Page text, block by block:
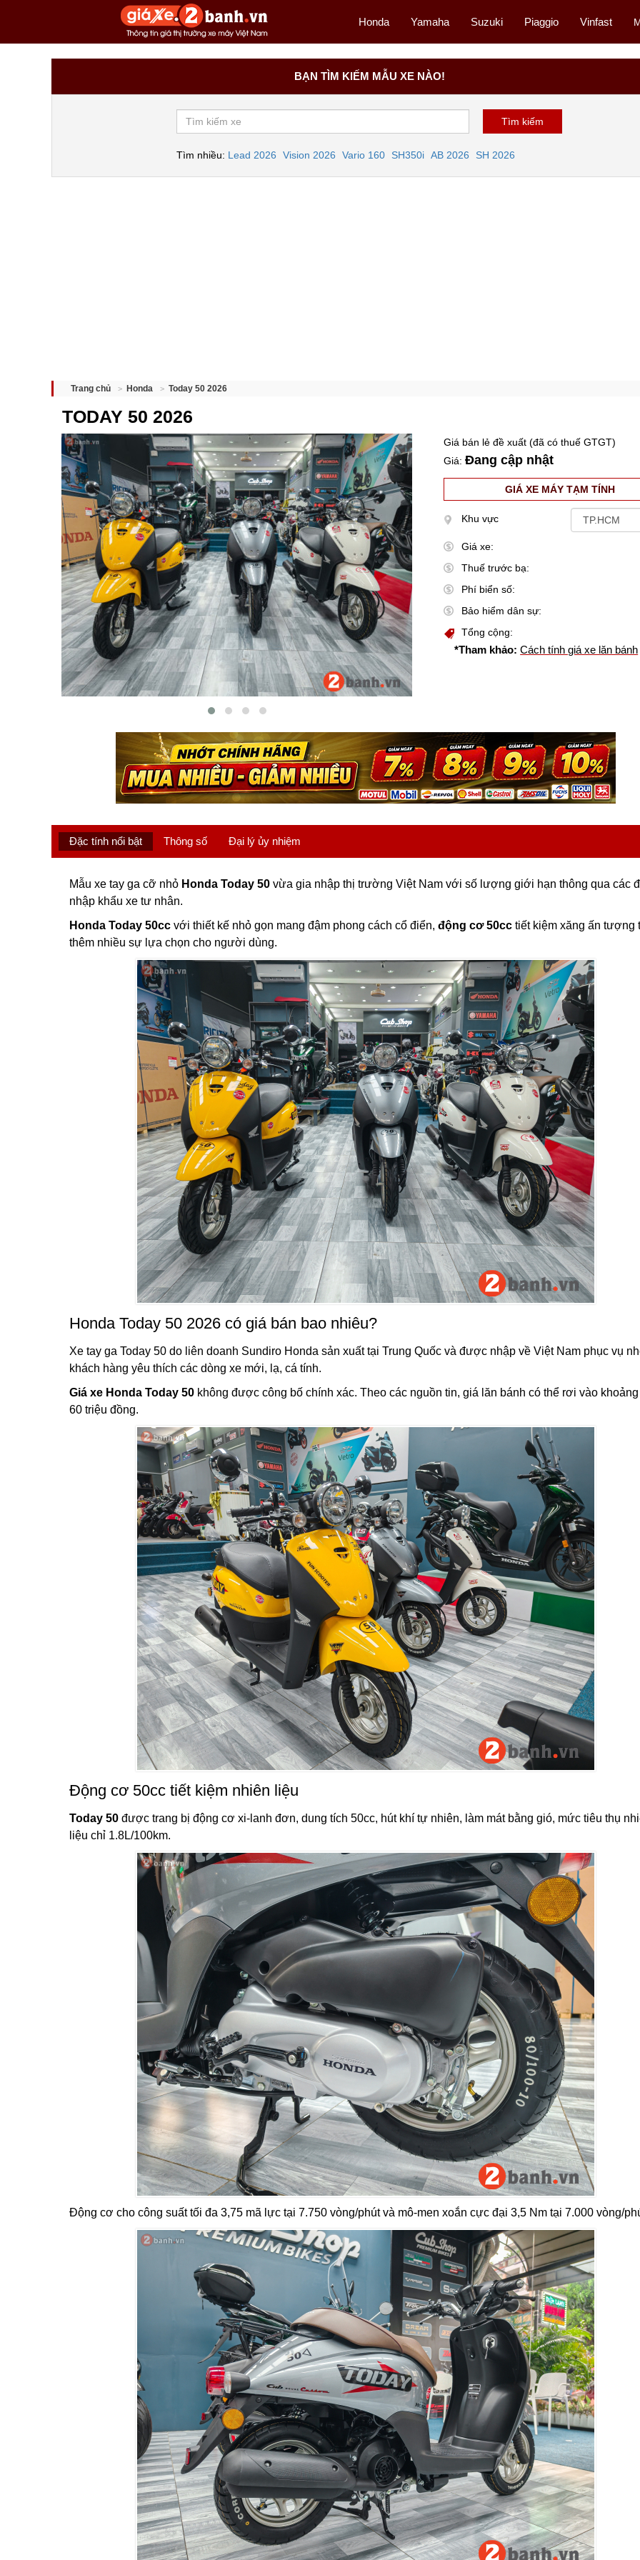
Honda Yamaha Suzuki Piaggio Vinfast
BẠN TÌM KIẾM MẪU XE NÀO!
Tìm nhiều: Lead 2026 Vision 2026 Vario 160 SH350i AB 2026 SH 2026
Trang chủ Honda Today 50 2026
TODAY 50 2026
Giá bán lẻ đề xuất (đã có thuế GTGT)
Giá:Đang cập nhật
GIÁ XE MÁY TẠM TÍNH
Khu vực
Giá xe:
Thuế trước bạ:
Phí biển số:
Bảo hiểm dân sự:
Tổng cộng:
*Tham khảo: Cách tính giá xe lăn bánh
Đặc tính nổi bật Thông số Đại lý ủy nhiệm
Mẫu xe tay ga cỡ nhỏ Honda Today 50 vừa gia nhập thị trường Việt Nam với số lượng giới hạn thông qua các
nhập khẩu xe tư nhân.
Honda Today 50cc với thiết kế nhỏ gọn mang đậm phong cách cổ điển, động cơ 50cc tiết kiệm xăng ấn tượng
thêm nhiều sự lựa chọn cho người dùng.
Honda Today 50 2026 có giá bán bao nhiêu?
Xe tay ga Today 50 do liên doanh Sundiro Honda sản xuất tại Trung Quốc và được nhập về Việt Nam phục vụ
khách hàng yêu thích các dòng xe mới, lạ, cá tính.
Giá xe Honda Today 50 không được công bố chính xác. Theo các nguồn tin, giá lăn bánh có thể rơi vào
60 triệu đồng.
Động cơ 50cc tiết kiệm nhiên liệu
Today 50 được trang bị động cơ xi-lanh đơn, dung tích 50cc, hút khí tự nhiên, làm mát bằng gió, mức tiêu thụ
liệu chỉ 1.8L/100km.
Động cơ cho công suất tối đa 3,75 mã lực tại 7.750 vòng/phút và mô-men xoắn cực đại 3,5 Nm tại 7.000 vòng/